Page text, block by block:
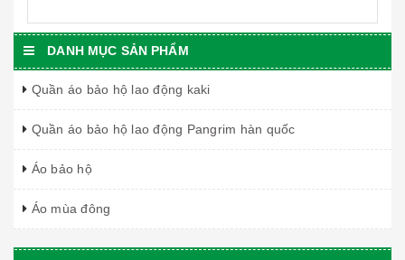
DANH MỤC SẢN PHẨM
Quần áo bảo hộ lao động kaki
Quần áo bảo hộ lao động Pangrim hàn quốc
Áo bảo hộ
Áo mùa đông